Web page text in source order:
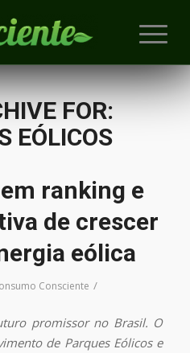
FOR:
EÓLICOS
ranking e
de crescer
eólica
Consciente /
promissor no Brasil. O
de Parques Eólicos e